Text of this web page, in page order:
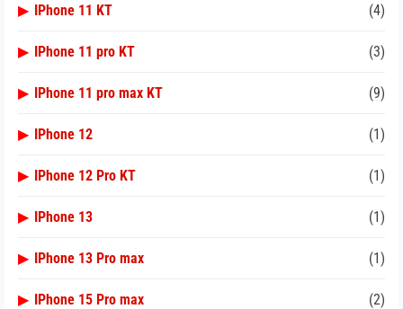
▶ IPhone 11 KT (4)
▶ IPhone 11 pro KT (3)
▶ IPhone 11 pro max KT (9)
▶ IPhone 12 (1)
▶ IPhone 12 Pro KT (1)
▶ IPhone 13 (1)
▶ IPhone 13 Pro max (1)
▶ IPhone 15 Pro max (2)